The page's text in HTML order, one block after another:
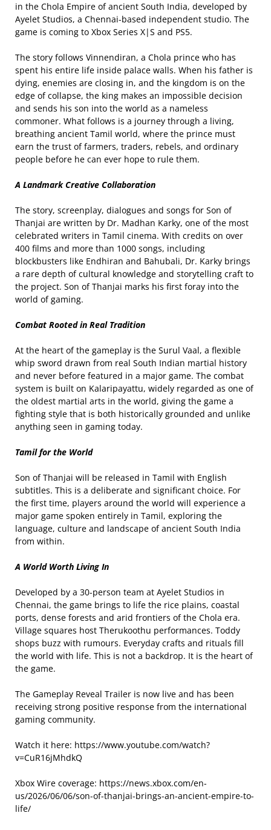
in the Chola Empire of ancient South India, developed by
Ayelet Studios, a Chennai-based independent studio. The
game is coming to Xbox Series X|S and PS5.
The story follows Vinnendiran, a Chola prince who has
spent his entire life inside palace walls. When his father is
dying, enemies are closing in, and the kingdom is on the
edge of collapse, the king makes an impossible decision
and sends his son into the world as a nameless
commoner. What follows is a journey through a living,
breathing ancient Tamil world, where the prince must
earn the trust of farmers, traders, rebels, and ordinary
people before he can ever hope to rule them.
A Landmark Creative Collaboration
The story, screenplay, dialogues and songs for Son of
Thanjai are written by Dr. Madhan Karky, one of the most
celebrated writers in Tamil cinema. With credits on over
400 films and more than 1000 songs, including
blockbusters like Endhiran and Bahubali, Dr. Karky brings
a rare depth of cultural knowledge and storytelling craft to
the project. Son of Thanjai marks his first foray into the
world of gaming.
Combat Rooted in Real Tradition
At the heart of the gameplay is the Surul Vaal, a flexible
whip sword drawn from real South Indian martial history
and never before featured in a major game. The combat
system is built on Kalaripayattu, widely regarded as one of
the oldest martial arts in the world, giving the game a
fighting style that is both historically grounded and unlike
anything seen in gaming today.
Tamil for the World
Son of Thanjai will be released in Tamil with English
subtitles. This is a deliberate and significant choice. For
the first time, players around the world will experience a
major game spoken entirely in Tamil, exploring the
language, culture and landscape of ancient South India
from within.
A World Worth Living In
Developed by a 30-person team at Ayelet Studios in
Chennai, the game brings to life the rice plains, coastal
ports, dense forests and arid frontiers of the Chola era.
Village squares host Therukoothu performances. Toddy
shops buzz with rumours. Everyday crafts and rituals fill
the world with life. This is not a backdrop. It is the heart of
the game.
The Gameplay Reveal Trailer is now live and has been
receiving strong positive response from the international
gaming community.
Watch it here: https://www.youtube.com/watch?
v=CuR16jMhdkQ
Xbox Wire coverage: https://news.xbox.com/en-
us/2026/06/06/son-of-thanjai-brings-an-ancient-empire-to-
life/